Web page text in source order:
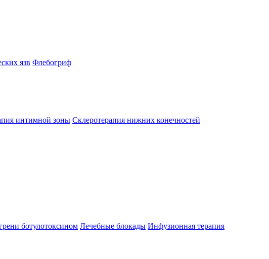
язв Флебогриф
интимной зоны Склеротерапия нижних конечностей
ботулотоксином Лечебные блокады Инфузионная терапия